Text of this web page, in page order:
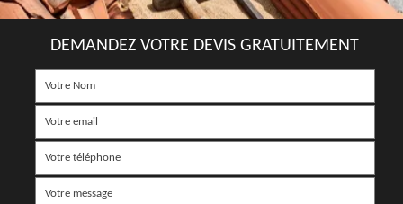
DEMANDEZ VOTRE DEVIS GRATUITEMENT